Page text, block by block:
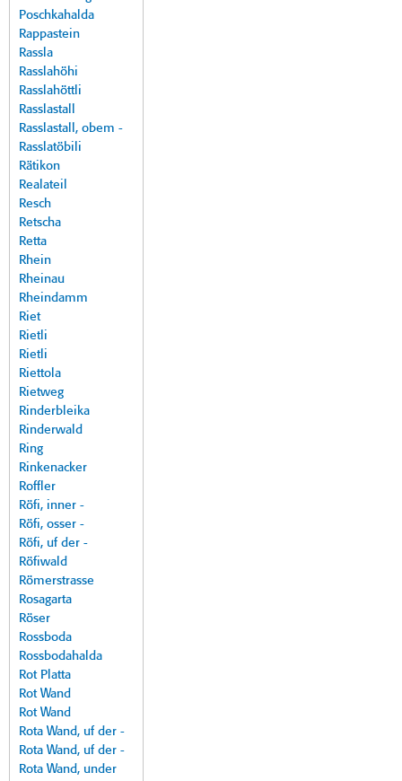
Poschkahalda
Rappastein
Rassla
Rasslahöhi
Rasslahöttli
Rasslastall
Rasslastall, obem -
Rasslatöbili
Rätikon
Realateil
Resch
Retscha
Retta
Rhein
Rheinau
Rheindamm
Riet
Rietli
Rietli
Riettola
Rietweg
Rinderbleika
Rinderwald
Ring
Rinkenacker
Roffler
Röfi, inner -
Röfi, osser -
Röfi, uf der -
Röfiwald
Römerstrasse
Rosagarta
Röser
Rossboda
Rossbodahalda
Rot Platta
Rot Wand
Rot Wand
Rota Wand, uf der -
Rota Wand, uf der -
Rota Wand, under